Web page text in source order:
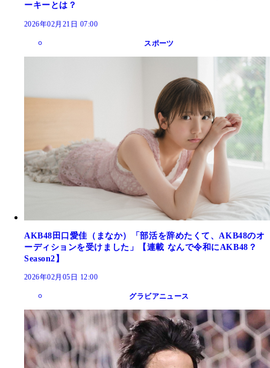
ーキーとは？
2026年02月21日 07:00
スポーツ
AKB48田口愛佳（まなか）「部活を辞めたくて、AKB48のオ
ーディションを受けました」【連載 なんで令和にAKB48？
Season2】
2026年02月05日 12:00
グラビアニュース